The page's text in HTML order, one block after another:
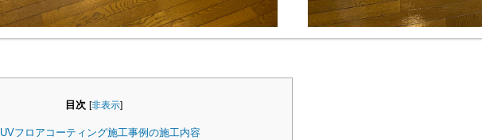
目次 [非表示]
UVフロアコーティング施工事例の施工内容